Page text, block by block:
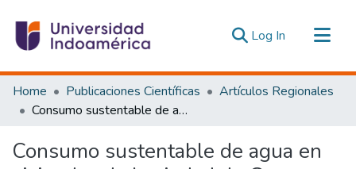
Log In (current)
Communities & Collections
All of DSpace
Estadísticas Externas
Home Publicaciones Científicas
Artículos Regionales
Consumo sustentable de agua en viviendas de la ciudad de Cuenca
Consumo sustentable de agua en